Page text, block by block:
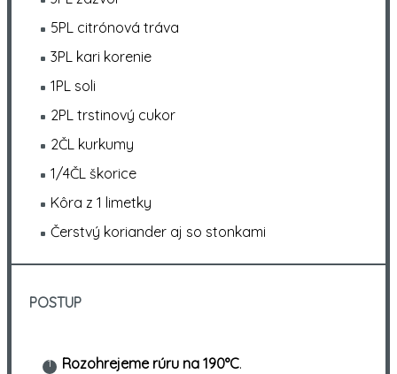
5PL citrónová tráva
3PL kari korenie
1PL soli
2PL trstinový cukor
2ČL kurkumy
1/4ČL škorice
Kôra z 1 limetky
Čerstvý koriander aj so stonkami
POSTUP
Rozohrejeme rúru na 190°C.